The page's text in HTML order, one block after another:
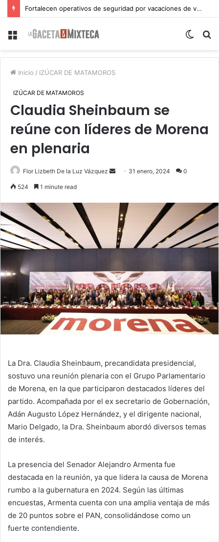
Fortalecen operativos de seguridad por vacaciones de verano en Atlixco
Menu
Switch
Inicio / IZÚCAR DE MATAMOROS
IZÚCAR DE MATAMOROS
Claudia Sheinbaum se
reúne con líderes de Morena
en plenaria
Flor Lizbeth De la Luz Vázquez
Send 31 enero, 2024 0
524 1 minute read
La Dra. Claudia Sheinbaum, precandidata presidencial,
sostuvo una reunión plenaria con el Grupo Parlamentario
de Morena, en la que participaron destacados líderes del
partido. Acompañada por el ex secretario de Gobernación,
Adán Augusto López Hernández, y el dirigente nacional,
Mario Delgado, la Dra. Sheinbaum abordó diversos temas
de interés.
La presencia del Senador Alejandro Armenta fue
destacada en la reunión, ya que lidera la causa de Morena
rumbo a la gubernatura en 2024. Según las últimas
encuestas, Armenta cuenta con una amplia ventaja de más
de 20 puntos sobre el PAN, consolidándose como un
fuerte contendiente.